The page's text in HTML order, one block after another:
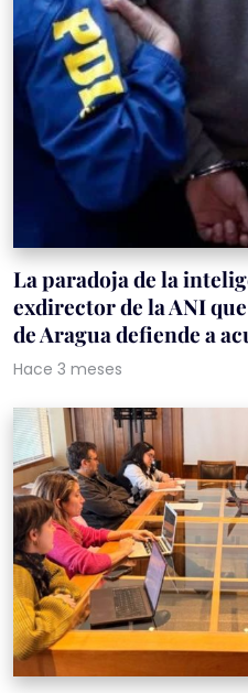
La paradoja de la
exdirector de la ANI
de Aragua defiende a
Hace 3 meses